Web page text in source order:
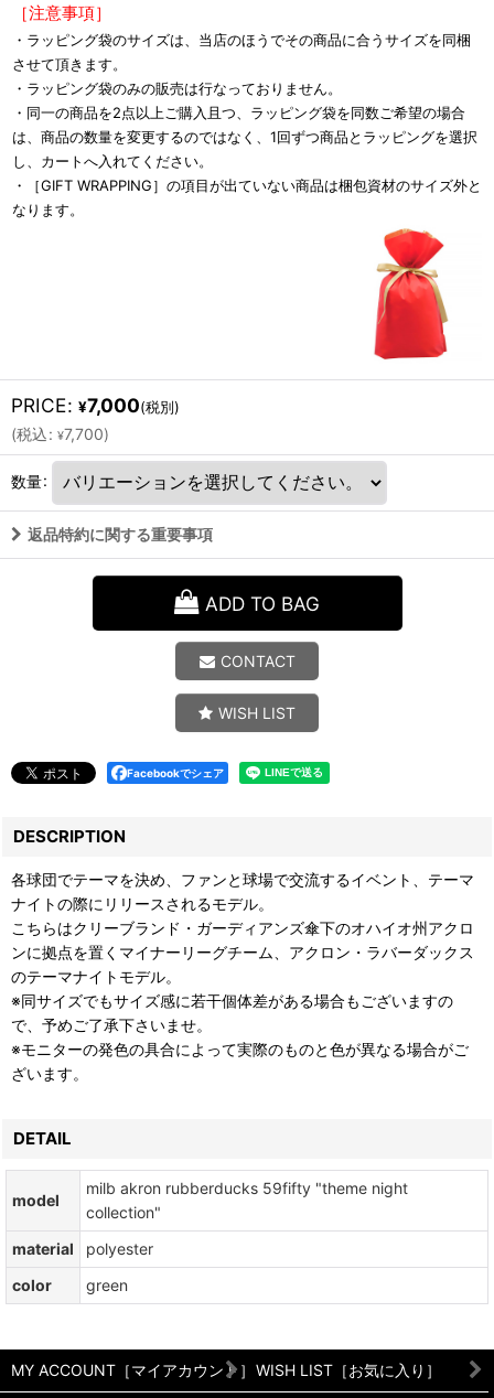
［注意事項］
・ラッピング袋のサイズは、当店のほうでその商品に合うサイズを同梱
させて頂きます。
・ラッピング袋のみの販売は行なっておりません。
・同一の商品を2点以上ご購入且つ、ラッピング袋を同数ご希望の場合
は、商品の数量を変更するのではなく、1回ずつ商品とラッピングを選択
し、カートへ入れてください。
・［GIFT WRAPPING］の項目が出ていない商品は梱包資材のサイズ外と
なります。
PRICE: ¥7,000(税別)
(税込: ¥7,700)
数量:
返品特約に関する重要事項
ADD TO BAG
CONTACT
WISH LIST
Facebookでシェア
DESCRIPTION
各球団でテーマを決め、ファンと球場で交流するイベント、テーマ
ナイトの際にリリースされるモデル。
こちらはクリーブランド・ガーディアンズ傘下のオハイオ州アクロ
ンに拠点を置くマイナーリーグチーム、アクロン・ラバーダックス
のテーマナイトモデル。
※同サイズでもサイズ感に若干個体差がある場合もございますの
で、予めご了承下さいませ。
※モニターの発色の具合によって実際のものと色が異なる場合がご
ざいます。
DETAIL
model
milb akron rubberducks 59fifty "theme night
collection"
material
polyester
color
green
MY ACCOUNT［マイアカウント］ WISH LIST［お気に入り］